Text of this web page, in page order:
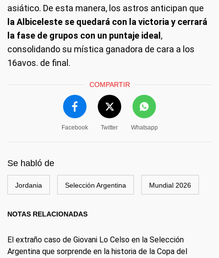
asiático. De esta manera, los astros anticipan que
la Albiceleste se quedará con la victoria y cerrará
la fase de grupos con un puntaje ideal ,
consolidando su mística ganadora de cara a los
16avos. de final.
COMPARTIR
Facebook Twitter Whatsapp
Se habló de
Jordania Selección Argentina Mundial 2026
NOTAS RELACIONADAS
El extraño caso de Giovani Lo Celso en la Selección
Argentina que sorprende en la historia de la Copa del